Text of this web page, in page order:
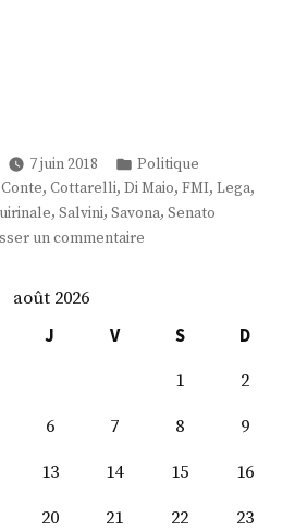
7 juin 2018
Publié
dans
Politique
Conte, Cottarelli, Di Maio, FMI, Lega,
, Salvini, Savona, Senato
un commentaire
août 2026
J V S
D
1
2
6 7 8
9
13 14 15
16
20 21 22
23